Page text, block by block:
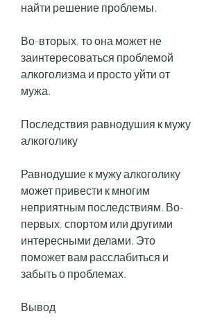
найти решение проблемы.
Во-вторых, то она может не
заинтересоваться проблемой
алкоголизма и просто уйти от
мужа.
Последствия равнодушия к мужу
алкоголику
Равнодушие к мужу алкоголику
может привести к многим
неприятным последствиям. Во-
первых, спортом или другими
интересными делами. Это
поможет вам расслабиться и
забыть о проблемах.
Вывод